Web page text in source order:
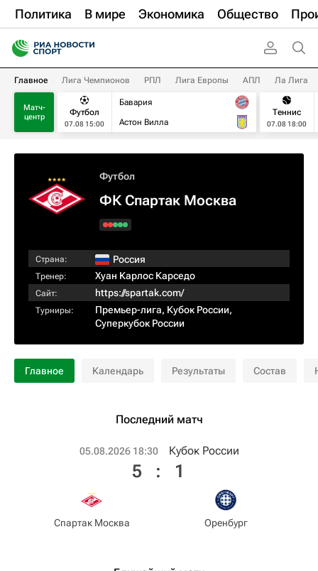
Политика В мире Экономика Общество
Главное Лига Чемпионов РПЛ Лига Европы АПЛ Ла Лига
Матч-
центр
Футбол
07.08 15:00
Бавария
Астон Вилла
Теннис
07.08 18:00
Футбол
ФК Спартак Москва
Страна: Россия
Тренер: Хуан Карлос Карседо
Сайт: https://spartak.com/
Турниры: Премьер-лига, Кубок России,
Суперкубок России
Главное Календарь Результаты Состав
Последний матч
05.08.2026 18:30 Кубок России
Спартак Москва
5 : 1
Оренбург